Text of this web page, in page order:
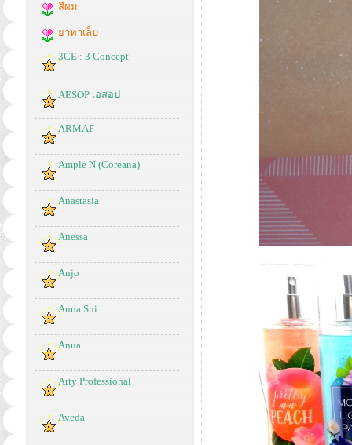
สีผม
ยาทาเล็บ
3CE : 3 Concept
AESOP เอสอป
ARMAF
Ample N (Coreana)
Anastasia
Anessa
Anjo
Anna Sui
Anua
Arty Professional
Aveda